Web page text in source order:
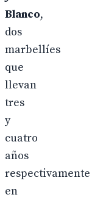
Blanco,
dos
marbellíes
que
llevan
tres
y
cuatro
años
respectivamente
en